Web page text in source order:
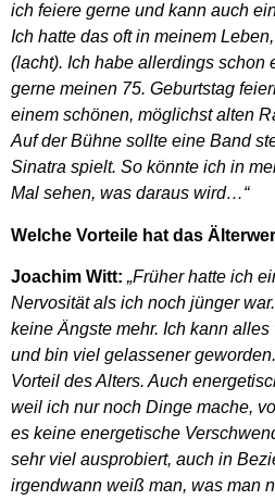
ich feiere gerne und kann auch
Ich hatte das oft in meinem
(lacht). Ich habe allerdings schon
gerne meinen 75. Geburtstag
einem schönen, möglichst alten
Auf der Bühne sollte eine Band
Sinatra spielt. So könnte ich in
Mal sehen, was daraus wird…“
Welche Vorteile hat das
Joachim Witt: „Früher hatte ich
Nervosität als ich noch jünger
keine Ängste mehr. Ich kann
und bin viel gelassener
Vorteil des Alters. Auch
weil ich nur noch Dinge mache,
es keine energetische
sehr viel ausprobiert, auch in
irgendwann weiß man, was man